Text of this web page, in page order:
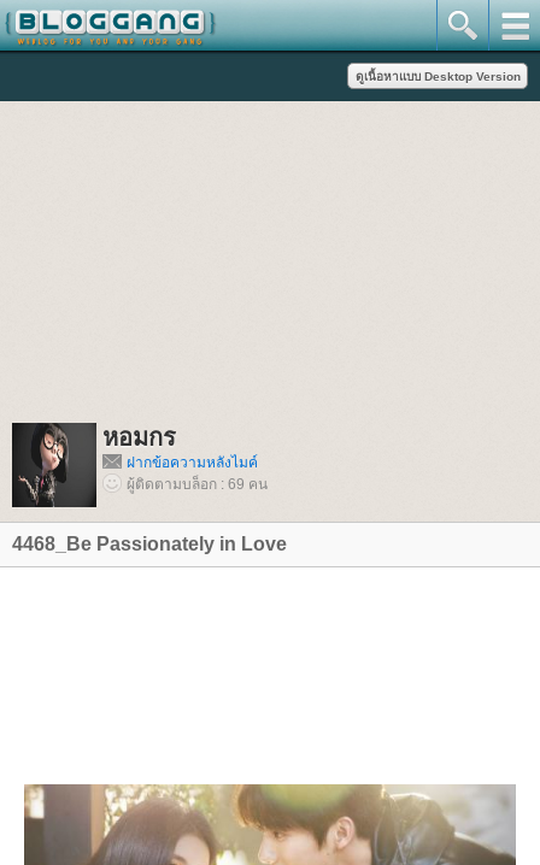
หอมกร
ฝากข้อความหลังไมค์
ผู้ติดตามบล็อก : 69 คน
4468_Be Passionately in Love